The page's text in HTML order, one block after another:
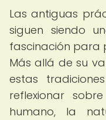
Las antiguas
siguen siendo
fascinación para
Más allá de su
estas
reflexionar
humano, la